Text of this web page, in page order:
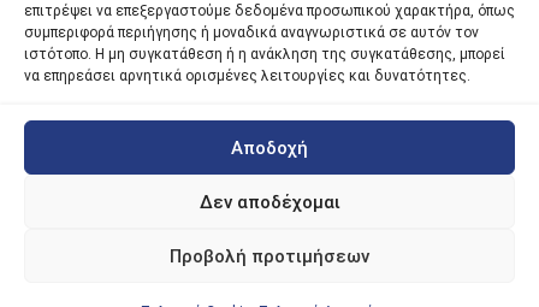
επιτρέψει να επεξεργαστούμε δεδομένα προσωπικού χαρακτήρα, όπως
συμπεριφορά περιήγησης ή μοναδικά αναγνωριστικά σε αυτόν τον
ιστότοπο. Η μη συγκατάθεση ή η ανάκληση της συγκατάθεσης, μπορεί
να επηρεάσει αρνητικά ορισμένες λειτουργίες και δυνατότητες.
Αποδοχή
Δεν αποδέχομαι
Προβολή προτιμήσεων
εντός του εσωτερικού χώρου εξυπηρέτησης και αναμονής του
κοινού, η εξυπηρέτησή του δύναται να πραγματοποιείται κατόπιν
προγραμματισμένου ραντεβού.
| iky.gr | All Rights Reserved
Designed and Developed by ACM Digital